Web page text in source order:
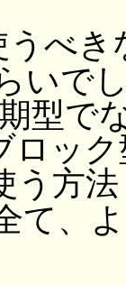
うべき
いで
型で
ロッ
う方
て、